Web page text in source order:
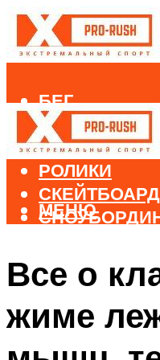
БЕГ
ВЕЛОСПОРТ
ДАЙВИНГ
РОЛИКИ
МЕНЮ
Все о
жиме